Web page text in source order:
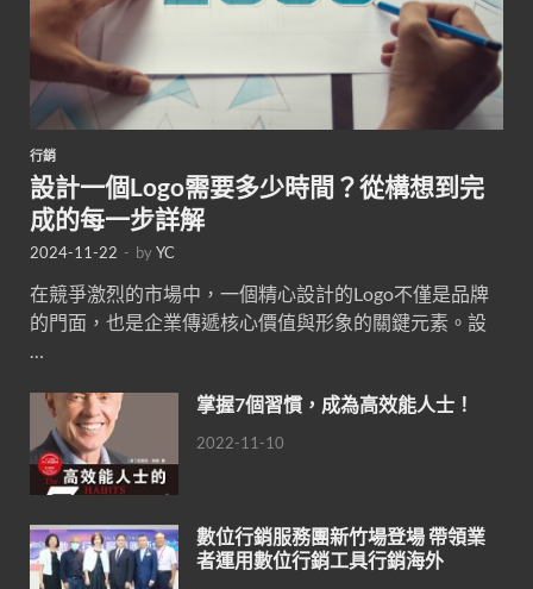
行銷
設計一個Logo需要多少時間？從構想到完
成的每一步詳解
2024-11-22 - byYC
在競爭激烈的市場中，一個精心設計的Logo不僅是品牌
的門面，也是企業傳遞核心價值與形象的關鍵元素。設
…
掌握7個習慣，成為高效能人士！
2022-11-10
數位行銷服務團新竹場登場 帶領業
者運用數位行銷工具行銷海外